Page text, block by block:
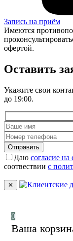
Запись на приём
Имеются
офертой.
Оставить
Укажите свои
до 19:00.
Отправить
Даю согласие
соотвествии с
✕
0
Ваша